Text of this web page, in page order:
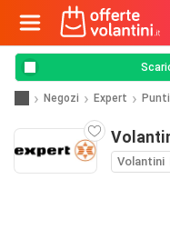
Negozi Expert
Volantini